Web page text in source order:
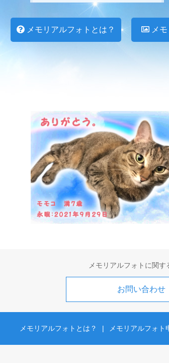
メモリアルフォトとは？ メ
メモリアルフォトに関す
お問い合わせ
メモリアルフォトとは？ | メモリアルフォト